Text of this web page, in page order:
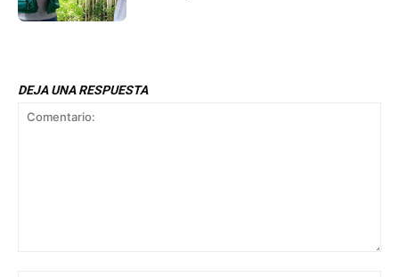
DEJA UNA RESPUESTA